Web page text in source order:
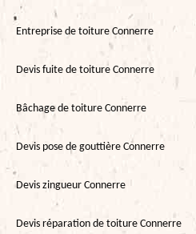
Entreprise de toiture Connerre
Devis fuite de toiture Connerre
Bâchage de toiture Connerre
Devis pose de gouttière Connerre
Devis zingueur Connerre
Devis réparation de toiture Connerre